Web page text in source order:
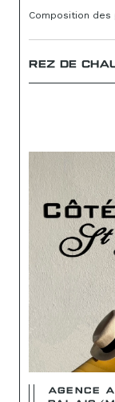
Composition des
REZ DE
AGENCE